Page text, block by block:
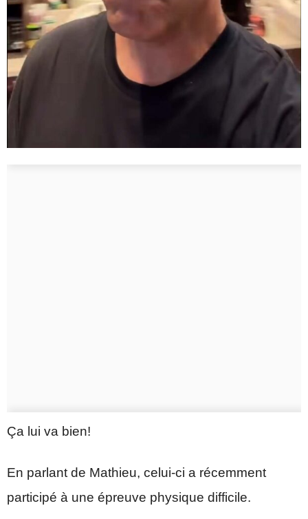
Ça lui va bien!
En parlant de Mathieu, celui-ci a récemment
participé à une épreuve physique difficile.